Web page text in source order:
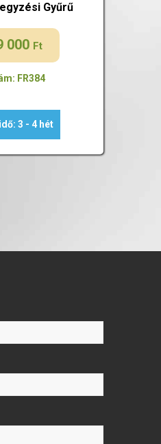
Gyűrű
000 Ft
FR384
3 - 4 hét